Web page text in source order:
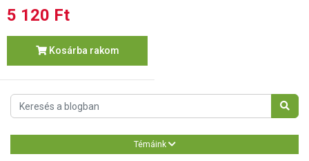
5 120 Ft
Kosárba rakom
Témáink